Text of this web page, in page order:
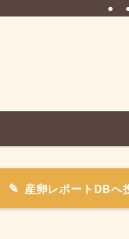
産卵レポートDBへ